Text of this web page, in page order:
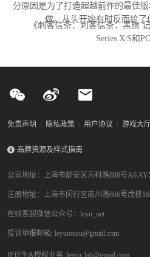
分原因是为了打造超越前作的最佳
做。从头开始有时反而给了
《刺客信条：刺客信条：黑旗
Series X|S和
免责声明 隐私政策 用户协议 游戏大
品牌资源及样式指南
公司地址：上海市静安区万科路888号A6
注册地址：上海市闵行区南川路666号戊楼
在线客服微信公众号：leyu_net
投诉举报邮箱: leyutousu@gmail.com
IP衍生&授权业务: leyux.lab@gmail.com